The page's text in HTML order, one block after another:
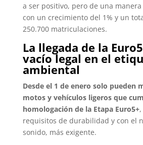
a ser positivo, pero de una
con un crecimiento del 1% y un
250.700 matriculaciones.
La llegada de la
vacío legal en el
ambiental
Desde el 1 de enero solo pueden
motos y vehículos ligeros que
homologación de la Etapa Euro5+,
requisitos de durabilidad y con el
sonido, más exigente.